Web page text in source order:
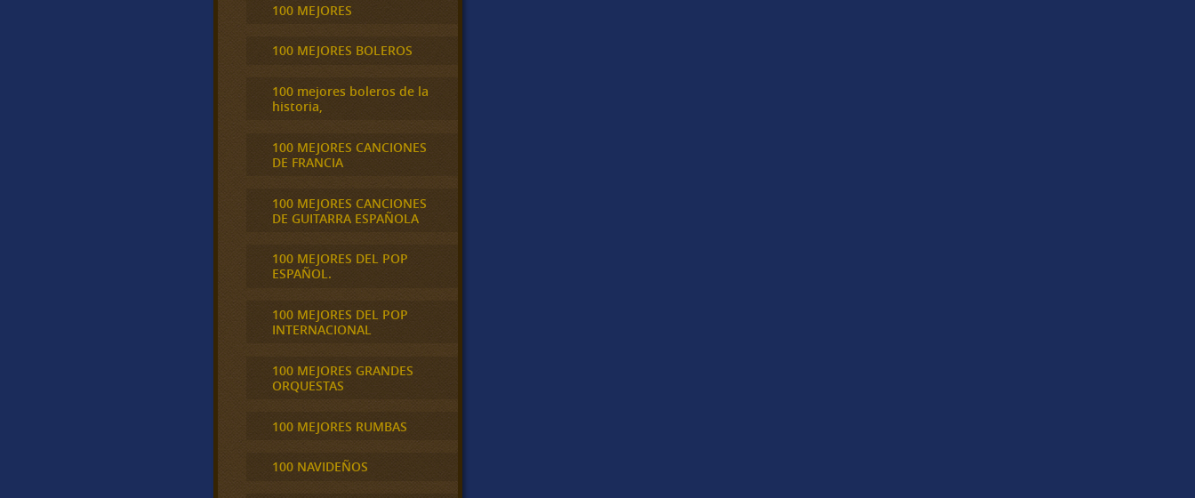
100 MEJORES
100 MEJORES BOLEROS
100 mejores boleros de la
historia,
100 MEJORES CANCIONES
DE FRANCIA
100 MEJORES CANCIONES
DE GUITARRA ESPAÑOLA
100 MEJORES DEL POP
ESPAÑOL.
100 MEJORES DEL POP
INTERNACIONAL
100 MEJORES GRANDES
ORQUESTAS
100 MEJORES RUMBAS
100 NAVIDEÑOS